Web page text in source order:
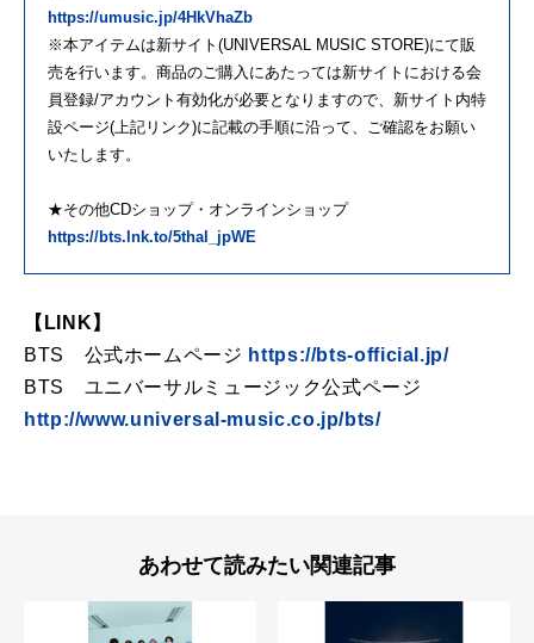
https://umusic.jp/4HkVhaZb
※本アイテムは新サイト(UNIVERSAL MUSIC STORE)にて販
売を行います。商品のご購入にあたっては新サイトにおける会
員登録/アカウント有効化が必要となりますので、新サイト内特
設ページ(上記リンク)に記載の手順に沿って、ご確認をお願い
いたします。
★その他CDショップ・オンラインショップ
https://bts.lnk.to/5thal_jpWE
【LINK】
BTS 公式ホームページ https://bts-official.jp/
BTS ユニバーサルミュージック公式ページ
http://www.universal-music.co.jp/bts/
あわせて読みたい関連記事